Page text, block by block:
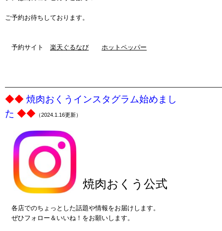
ご予約お待ちしております。
予約サイト 楽天ぐるなび ホットペッパー
◆◆ 焼肉おくうインスタグラム始めまし
た ◆◆ （2024.1.16更新）
焼肉おくう公式
各店でのちょっとした話題や情報をお届けします。
ぜひフォロー＆いいね！をお願いします。